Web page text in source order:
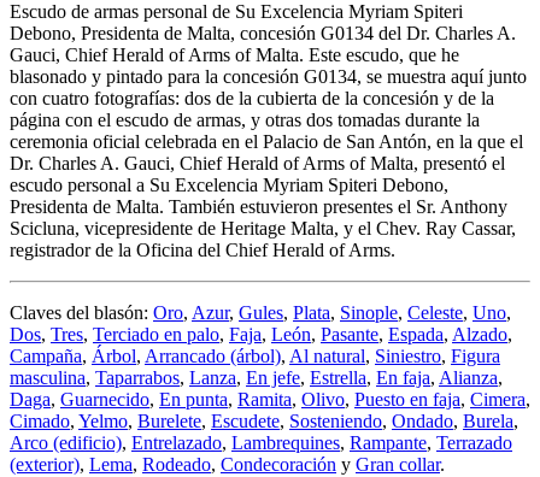
Escudo de armas personal de Su Excelencia Myriam Spiteri
Debono, Presidenta de Malta, concesión G0134 del Dr. Charles A.
Gauci, Chief Herald of Arms of Malta. Este escudo, que he
blasonado y pintado para la concesión G0134, se muestra aquí junto
con cuatro fotografías: dos de la cubierta de la concesión y de la
página con el escudo de armas, y otras dos tomadas durante la
ceremonia oficial celebrada en el Palacio de San Antón, en la que el
Dr. Charles A. Gauci, Chief Herald of Arms of Malta, presentó el
escudo personal a Su Excelencia Myriam Spiteri Debono,
Presidenta de Malta. También estuvieron presentes el Sr. Anthony
Scicluna, vicepresidente de Heritage Malta, y el Chev. Ray Cassar,
registrador de la Oficina del Chief Herald of Arms.
Claves del blasón: Oro, Azur, Gules, Plata, Sinople, Celeste, Uno,
Dos, Tres, Terciado en palo, Faja, León, Pasante, Espada, Alzado,
Campaña, Árbol, Arrancado (árbol), Al natural, Siniestro, Figura
masculina, Taparrabos, Lanza, En jefe, Estrella, En faja, Alianza,
Daga, Guarnecido, En punta, Ramita, Olivo, Puesto en faja, Cimera,
Cimado, Yelmo, Burelete, Escudete, Sosteniendo, Ondado, Burela,
Arco (edificio), Entrelazado, Lambrequines, Rampante, Terrazado
(exterior), Lema, Rodeado, Condecoración y Gran collar.